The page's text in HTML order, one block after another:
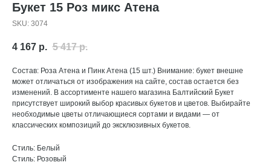
Букет 15 Роз микс Атена
SKU: 3074
4 167 р. 5 417 р.
Состав: Роза Атена и Пинк Атена (15 шт.) Внимание: букет внешне
может отличаться от изображения на сайте, состав остается без
изменений. В ассортименте нашего магазина Балтийский Букет
присутствует широкий выбор красивых букетов и цветов. Выбирайте
необходимые цветы отличающиеся сортами и видами — от
классических композиций до эксклюзивных букетов.
Стиль: Белый
Стиль: Розовый